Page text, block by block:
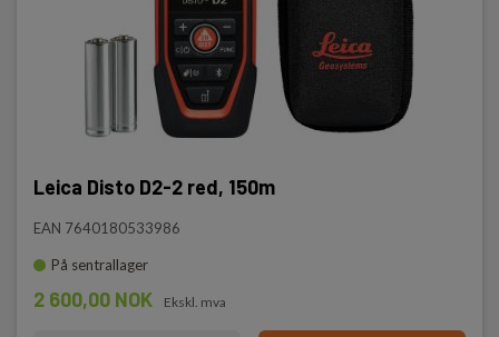
Leica Disto D2-2 red, 150m
EAN 7640180533986
På sentrallager
2 600,00 NOK Ekskl. mva